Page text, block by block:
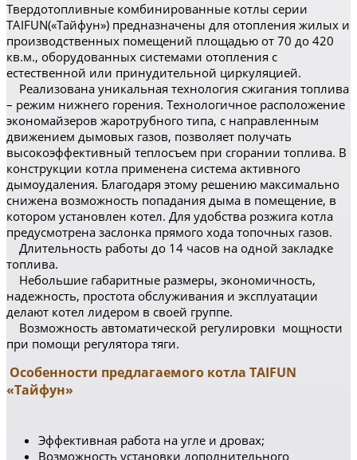
Твердотопливные комбинированные котлы серии
TAIFUN(«Тайфун») предназначены для отопления жилых и
производственных помещений площадью от 70 до 420
кв.м., оборудованных системами отопления с
естественной или принудительной циркуляцией.
Реализована уникальная технология сжигания топлива
– режим нижнего горения. Технологичное расположение
экономайзеров жаротрубного типа, с направленным
движением дымовых газов, позволяет получать
высокоэффективный теплосъем при сгорании топлива. В
конструкции котла применена система активного
дымоудаления. Благодаря этому решению максимально
снижена возможность попадания дыма в помещение, в
котором установлен котел. Для удобства розжига котла
предусмотрена заслонка прямого хода топочных газов.
Длительность работы до 14 часов на одной закладке
топлива.
Небольшие габаритные размеры, экономичность,
надежность, простота обслуживания и эксплуатации
делают котел лидером в своей группе.
Возможность автоматической регулировки мощности
при помощи регулятора тяги.
Особенности предлагаемого котла TAIFUN
«Тайфун»
Эффективная работа на угле и дровах;
Возможность установки дополнительного